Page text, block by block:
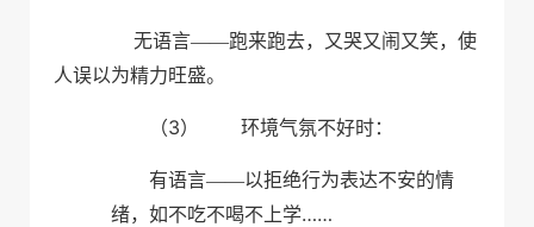
无语言——跑来跑去，又哭又闹又笑，使
人误以为精力旺盛。
（3） 环境气氛不好时：
有语言——以拒绝行为表达不安的情
绪，如不吃不喝不上学……